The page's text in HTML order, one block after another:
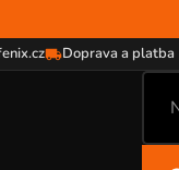
Doprava a platba